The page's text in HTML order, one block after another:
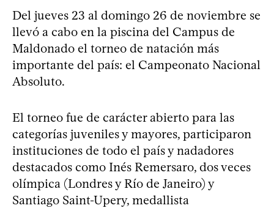
Del jueves 23 al domingo 26 de noviembre se
llevó a cabo en la piscina del Campus de
Maldonado el torneo de natación más
importante del país: el Campeonato Nacional
Absoluto.
El torneo fue de carácter abierto para las
categorías juveniles y mayores, participaron
instituciones de todo el país y nadadores
destacados como Inés Remersaro, dos veces
olímpica (Londres y Río de Janeiro) y
Santiago Saint-Upery, medallista